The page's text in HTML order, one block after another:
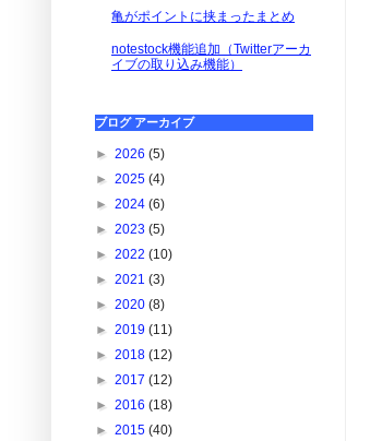
亀がポイントに挟まったまとめ
notestock機能追加（Twitterアーカ
イブの取り込み機能）
ブログ アーカイブ
► 2026 (5)
► 2025 (4)
► 2024 (6)
► 2023 (5)
► 2022 (10)
► 2021 (3)
► 2020 (8)
► 2019 (11)
► 2018 (12)
► 2017 (12)
► 2016 (18)
► 2015 (40)